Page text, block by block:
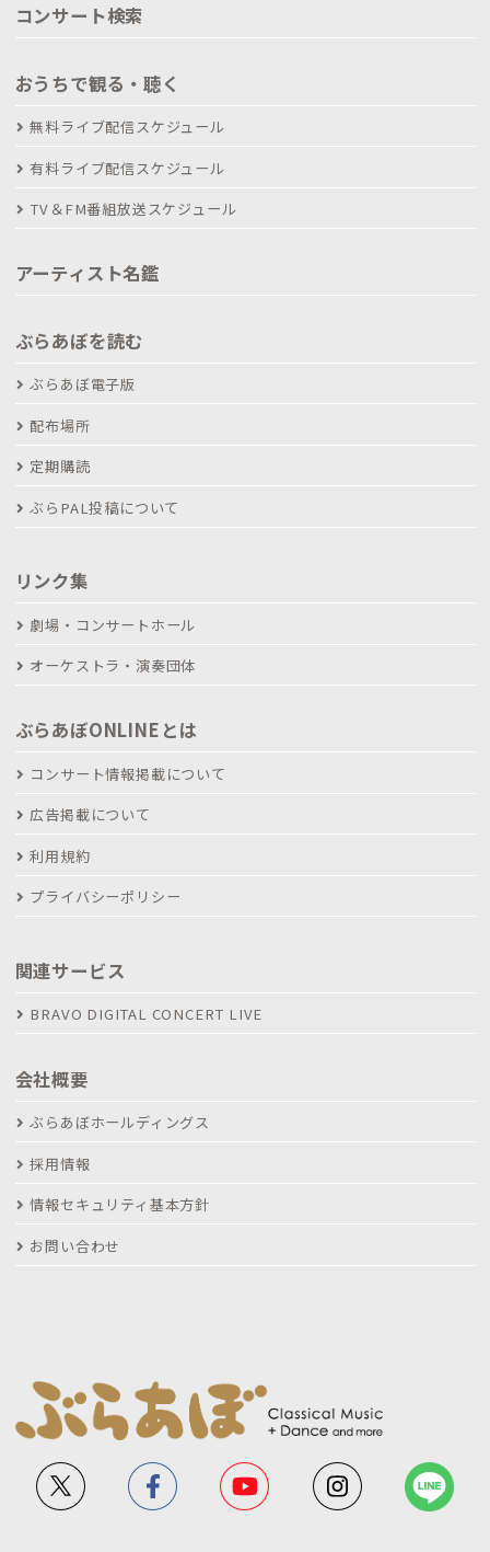
コンサート検索
おうちで観る・聴く
無料ライブ配信スケジュール
有料ライブ配信スケジュール
TV＆FM番組放送スケジュール
アーティスト名鑑
ぶらあぼを読む
ぶらあぼ電子版
配布場所
定期購読
ぶらPAL投稿について
リンク集
劇場・コンサートホール
オーケストラ・演奏団体
ぶらあぼONLINEとは
コンサート情報掲載について
広告掲載について
利用規約
プライバシーポリシー
関連サービス
BRAVO DIGITAL CONCERT LIVE
会社概要
ぶらあぼホールディングス
採用情報
情報セキュリティ基本方針
お問い合わせ